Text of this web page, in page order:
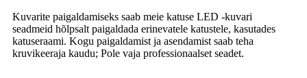
Kuvarite paigaldamiseks saab meie katuse LED -kuvari
seadmeid hõlpsalt paigaldada erinevatele katustele, kasutades
katuseraami. Kogu paigaldamist ja asendamist saab teha
kruvikeeraja kaudu; Pole vaja professionaalset seadet.